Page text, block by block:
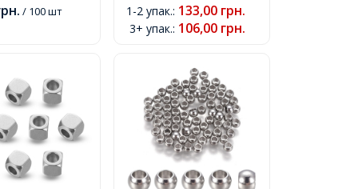
/ 100 шт
Колонка, Античное
Серебро, 5х3мм,
1-2 упак.: 133,00 грн.
3+ упак.: 106,00 грн.